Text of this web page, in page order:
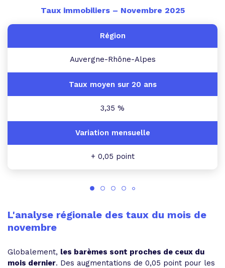
Taux immobiliers – Novembre 2025
Auvergne-Rhône-Alpes
3,35 %
+ 0,05 point
L'analyse régionale des taux du mois de
novembre
Globalement, les barèmes sont proches de ceux du
mois dernier. Des augmentations de 0,05 point pour les